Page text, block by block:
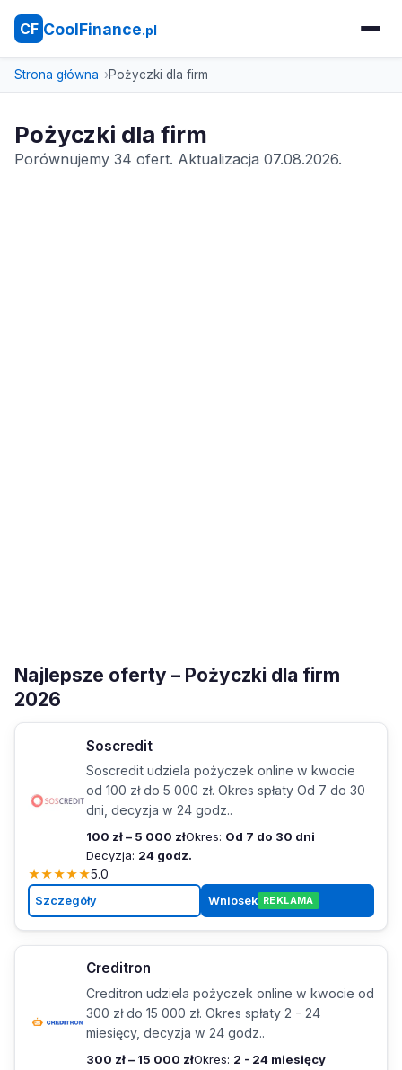
CF CoolFinance.pl
Strona główna Pożyczki dla firm
Pożyczki dla firm
Porównujemy 34 ofert. Aktualizacja 07.08.2026.
Najlepsze oferty – Pożyczki dla firm
2026
Soscredit
Soscredit udziela pożyczek online w kwocie
od 100 zł do 5 000 zł. Okres spłaty Od 7 do 30
dni, decyzja w 24 godz..
100 zł – 5 000 złOkres: Od 7 do 30 dni
Decyzja: 24 godz.
★★★★★5.0
Szczegóły Wniosek REKLAMA
Creditron
Creditron udziela pożyczek online w kwocie od
300 zł do 15 000 zł. Okres spłaty 2 - 24
miesięcy, decyzja w 24 godz..
300 zł – 15 000 złOkres: 2 - 24 miesięcy